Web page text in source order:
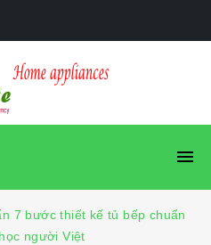
7 bước thiết kế tủ bếp chuẩn
người Việt